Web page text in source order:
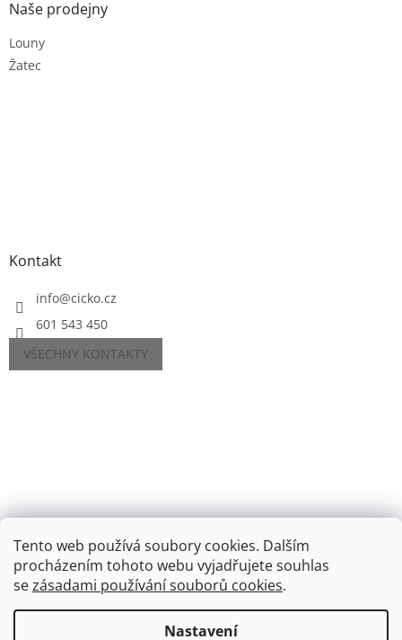
Tento web používá soubory cookies. Dalším
procházením tohoto webu vyjadřujete souhlas
sezásadami používání souborů cookies.
Nastavení
Naše prodejny
Louny
Žatec
Kontakt
info@cicko.cz
601 543 450
VŠECHNY KONTAKTY